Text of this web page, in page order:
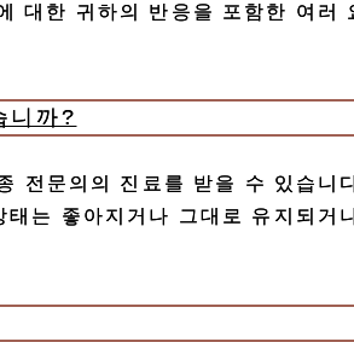
대한 귀하의 반응을 포함한 여러
니까?
전문의의 진료를 받을 수 있습니
는 좋아지거나 그대로 유지되거